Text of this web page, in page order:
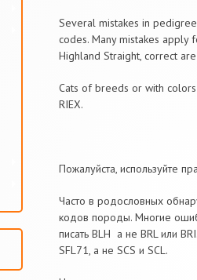
Several mistakes in
codes. Many mistakes apply
Highland Straight, correct
Cats of breeds or with
RIEX.
Пожалуйста, используйте
Часто в родословных
кодов породы. Многие
писать BLH а не BRL или
SFL71, а не SCS и SCL.